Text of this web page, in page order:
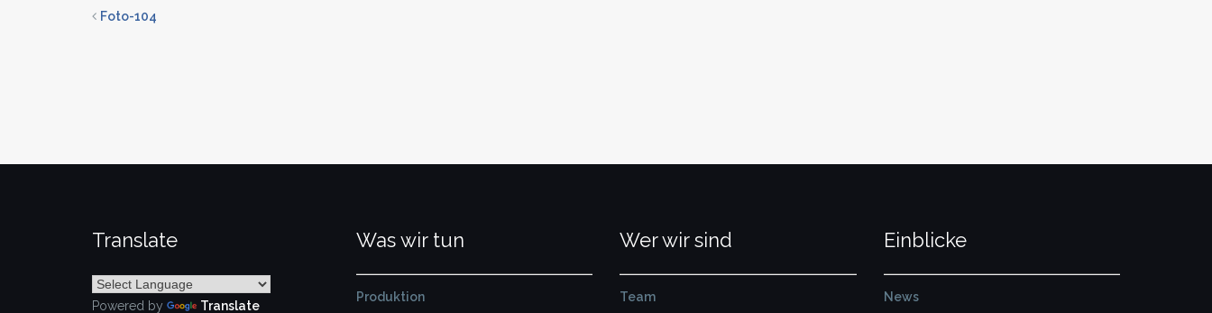
Foto-104
Translate
Powered by Translate
Was wir tun
Produktion
Wer wir sind
Team
Einblicke
News